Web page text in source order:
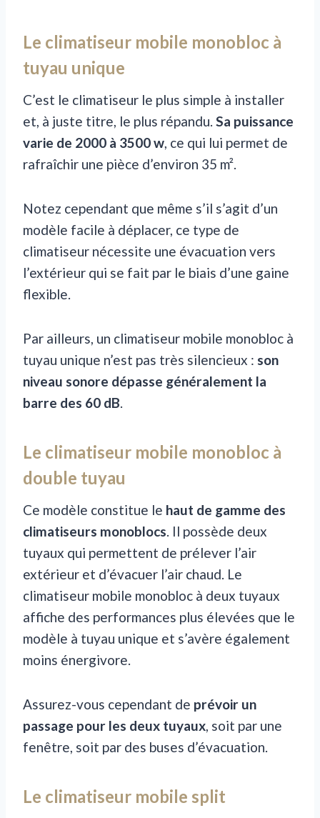
Le climatiseur mobile monobloc à
tuyau unique
C’est le climatiseur le plus simple à installer
et, à juste titre, le plus répandu. Sa puissance
varie de 2000 à 3500 w, ce qui lui permet de
rafraîchir une pièce d’environ 35 m².
Notez cependant que même s’il s’agit d’un
modèle facile à déplacer, ce type de
climatiseur nécessite une évacuation vers
l’extérieur qui se fait par le biais d’une gaine
flexible.
Par ailleurs, un climatiseur mobile monobloc à
tuyau unique n’est pas très silencieux : son
niveau sonore dépasse généralement la
barre des 60 dB.
Le climatiseur mobile monobloc à
double tuyau
Ce modèle constitue le haut de gamme des
climatiseurs monoblocs. Il possède deux
tuyaux qui permettent de prélever l’air
extérieur et d’évacuer l’air chaud. Le
climatiseur mobile monobloc à deux tuyaux
affiche des performances plus élevées que le
modèle à tuyau unique et s’avère également
moins énergivore.
Assurez-vous cependant de prévoir un
passage pour les deux tuyaux, soit par une
fenêtre, soit par des buses d’évacuation.
Le climatiseur mobile split